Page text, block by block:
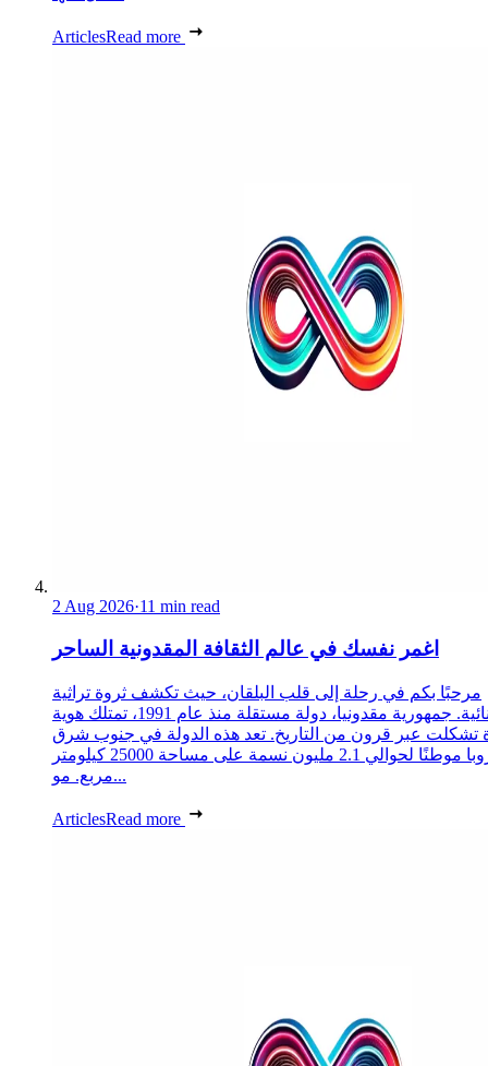
ArticlesRead more
2 Aug 2026·11 min read
اغمر نفسك في عالم الثقافة المقدونية الساحر
مرحبًا بكم في رحلة إلى قلب البلقان، حيث تكشف ثروة تراثية
استثنائية. جمهورية مقدونيا، دولة مستقلة منذ عام 1991، تمتلك هوية
تشكلت عبر قرون من التاريخ. تعد هذه الدولة في جنوب شرق
أوروبا موطنًا لحوالي 2.1 مليون نسمة على مساحة 25000 كيلومتر
مربع. مو...
ArticlesRead more